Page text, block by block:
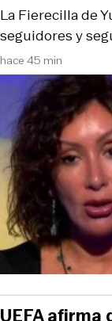
hace 45 min
La Fierecilla de
seguidores y
UEFA afirma